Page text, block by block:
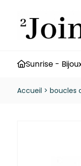
Sunrise -
Accueil > boucles